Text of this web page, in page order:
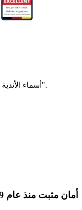
* أسماء الأندية مخفية. للبقاء مخفياً، اختر "إخفاء التحويل".
أمان مثبت منذ عام 2019